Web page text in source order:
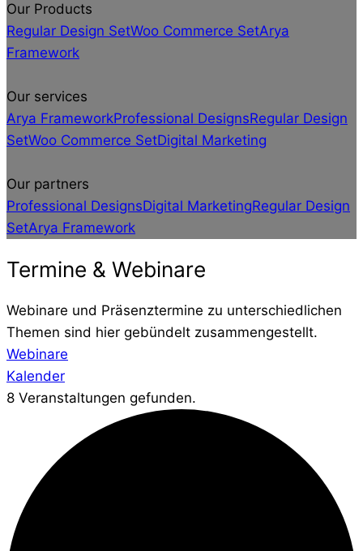
Our Products
Regular Design SetWoo Commerce SetArya
Framework
Our services
Arya FrameworkProfessional DesignsRegular Design
SetWoo Commerce SetDigital Marketing
Our partners
Professional DesignsDigital MarketingRegular Design
SetArya Framework
Termine & Webinare
Webinare und Präsenztermine zu unterschiedlichen
Themen sind hier gebündelt zusammengestellt.
Webinare
Kalender
8 Veranstaltungen gefunden.